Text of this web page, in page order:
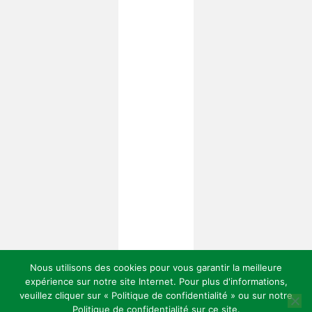
Nous utilisons des cookies pour vous garantir la meilleure
expérience sur notre site Internet. Pour plus d'informations,
veuillez cliquer sur « Politique de confidentialité » ou sur notre
Politique de confidentialité sur ce site.